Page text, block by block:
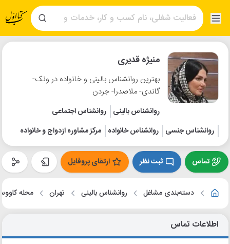
منیژه قدیری
بهترین روانشناس بالینی و خانواده در ونک-
گاندی- ملاصدرا- جردن
روانشناس بالینی
روانشناس اجتماعی
روانشناس جنسی
روانشناس خانواده مرکز مشاوره ازدواج و خانواده
تماس ثبت نظر ارتقای پروفایل
دسته‌بندی مشاغل روانشناس بالینی تهران محله
اطلاعات تماس